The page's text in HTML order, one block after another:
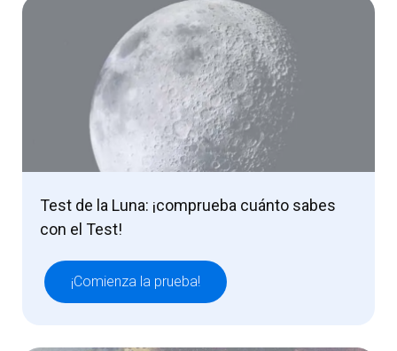
Test de la Luna: ¡comprueba cuánto sabes
con el Test!
¡Comienza la prueba!